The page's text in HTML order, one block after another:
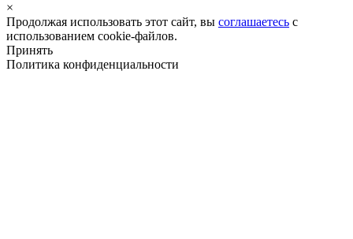
×
Продолжая использовать этот сайт, вы соглашаетесь с
использованием cookie-файлов.
Принять
Политика конфиденциальности